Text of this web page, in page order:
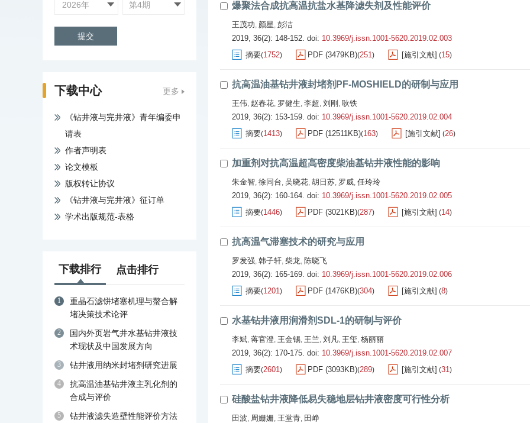
下载中心 更多
《钻井液与完井液》青年编委申
请表
作者声明表
论文模板
版权转让协议
《钻井液与完井液》征订单
学术出版规范-表格
下载排行 点击排行
1
重晶石滤饼堵塞机理与螯合解
堵决策技术论评
2
国内外页岩气井水基钻井液技
术现状及中国发展方向
3 钻井液用纳米封堵剂研究进展
4
抗高温油基钻井液主乳化剂的
合成与评价
5
钻井液滤失造壁性能评价方法
爆聚法合成抗高温抗盐水基降滤失剂及性能评价
王茂功, 颜星, 彭洁
2019, 36(2): 148-152. doi: 10.3969/j.issn.1001-5620.2019.02.003
摘要(1752) PDF (3479KB)(251) [施引文献] (15)
抗高温油基钻井液封堵剂PF-MOSHIELD的研制与应用
王伟, 赵春花, 罗健生, 李超, 刘刚 , 耿铁
2019, 36(2): 153-159. doi: 10.3969/j.issn.1001-5620.2019.02.004
摘要(1413) PDF (12511KB)(163) [施引文献] (26)
加重剂对抗高温超高密度柴油基钻井液性能的影响
朱金智, 徐同台, 吴晓花, 胡日苏, 罗威, 任玲玲
2019, 36(2): 160-164. doi: 10.3969/j.issn.1001-5620.2019.02.005
摘要(1446) PDF (3021KB)(287) [施引文献] (14)
抗高温气滞塞技术的研究与应用
罗发强, 韩子轩, 柴龙, 陈晓飞
2019, 36(2): 165-169. doi: 10.3969/j.issn.1001-5620.2019.02.006
摘要(1201) PDF (1476KB)(304) [施引文献] (8)
水基钻井液用润滑剂SDL-1的研制与评价
李斌, 蒋官澄, 王金锡, 王兰, 刘凡, 王玺, 杨丽丽
2019, 36(2): 170-175. doi: 10.3969/j.issn.1001-5620.2019.02.007
摘要(2601) PDF (3093KB)(289) [施引文献] (31)
硅酸盐钻井液降低易失稳地层钻井液密度可行性分析
田波, 周姗姗, 王堂青, 田峥